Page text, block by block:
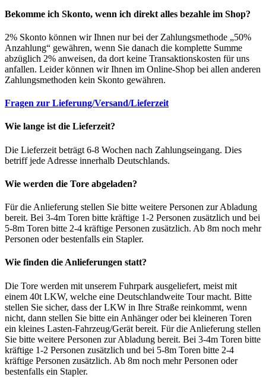
Bekomme ich Skonto, wenn ich direkt alles bezahle im Shop?
2% Skonto können wir Ihnen nur bei der Zahlungsmethode „50%
Anzahlung“ gewähren, wenn Sie danach die komplette Summe
abzüglich 2% anweisen, da dort keine Transaktionskosten für uns
anfallen. Leider können wir Ihnen im Online-Shop bei allen anderen
Zahlungsmethoden kein Skonto gewähren.
Fragen zur Lieferung/Versand/Lieferzeit
Wie lange ist die Lieferzeit?
Die Lieferzeit beträgt 6-8 Wochen nach Zahlungseingang. Dies
betriff jede Adresse innerhalb Deutschlands.
Wie werden die Tore abgeladen?
Für die Anlieferung stellen Sie bitte weitere Personen zur Abladung
bereit. Bei 3-4m Toren bitte kräftige 1-2 Personen zusätzlich und bei
5-8m Toren bitte 2-4 kräftige Personen zusätzlich. Ab 8m noch mehr
Personen oder bestenfalls ein Stapler.
Wie finden die Anlieferungen statt?
Die Tore werden mit unserem Fuhrpark ausgeliefert, meist mit
einem 40t LKW, welche eine Deutschlandweite Tour macht. Bitte
stellen Sie sicher, dass der LKW in Ihre Straße reinkommt, wenn
nicht, dann stellen Sie bitte ein Anhänger oder bei kleineren Toren
ein kleines Lasten-Fahrzeug/Gerät bereit. Für die Anlieferung stellen
Sie bitte weitere Personen zur Abladung bereit. Bei 3-4m Toren bitte
kräftige 1-2 Personen zusätzlich und bei 5-8m Toren bitte 2-4
kräftige Personen zusätzlich. Ab 8m noch mehr Personen oder
bestenfalls ein Stapler.